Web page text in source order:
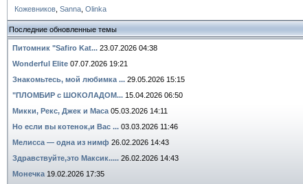
Кожевников Sanna Olinka
Последние обновленные темы
Питомник "Safiro Kat... 23.07.2026 04:38
Wonderful Elite 07.07.2026 19:21
Знакомьтесь, мой любимка ... 29.05.2026 15:15
"ПЛОМБИР с ШОКОЛАДОМ... 15.04.2026 06:50
Микки, Рекс, Джек и Маса 05.03.2026 14:11
Но если вы котенок,и Вас ... 03.03.2026 11:46
Мелисса — одна из нимф 26.02.2026 14:43
Здравствуйте,это Максик..... 26.02.2026 14:43
Монечка 19.02.2026 17:35